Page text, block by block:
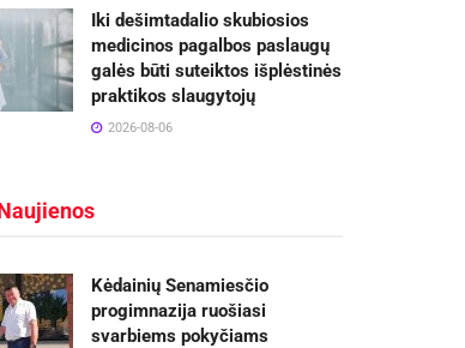
Iki dešimtadalio skubiosios
medicinos pagalbos paslaugų
galės būti suteiktos išplėstinės
praktikos slaugytojų
2026-08-06
Kėdainių Senamiesčio
progimnazija ruošiasi
svarbiems pokyčiams